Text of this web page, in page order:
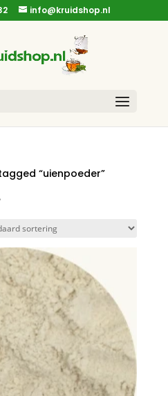
info@kruidshop.nl
“uienpoeder”